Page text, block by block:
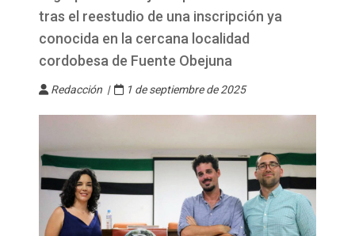
tras el reestudio de una inscripción ya
conocida en la cercana localidad
cordobesa de Fuente Obejuna
Redacción | 1 de septiembre de 2025